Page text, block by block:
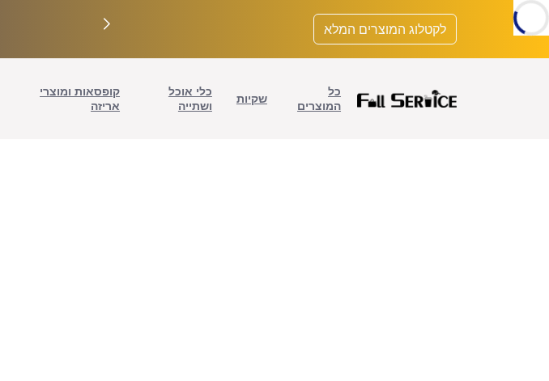
לקטלוג המוצרים המלא
כל
המוצרים
שקיות
כלי אוכל
ושתייה
קופסאות ומוצרי
אריזה